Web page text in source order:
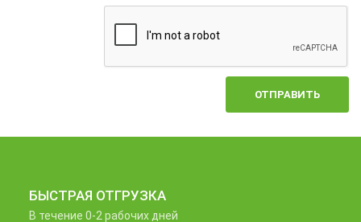
ОТПРАВИТЬ
БЫСТРАЯ ОТГРУЗКА
В течение 0-2 рабочих дней